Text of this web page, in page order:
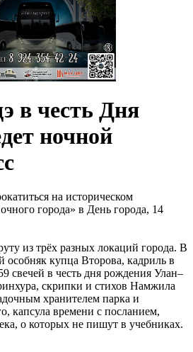
в честь Дня
ночной
на историческом
города» в День города, 14
из трёх разных локаций города. В
купца Второва, кадриль в
свечей в честь дня рождения Улан–
скрипки и стихов Намжила
хранителем парка и
капсула времени с посланием,
о которых не пишут в учебниках.